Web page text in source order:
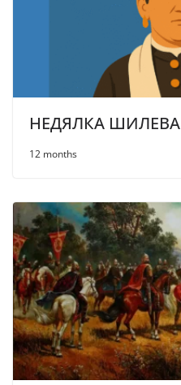
НЕДЯЛКА ШИЛЕВА
12 months